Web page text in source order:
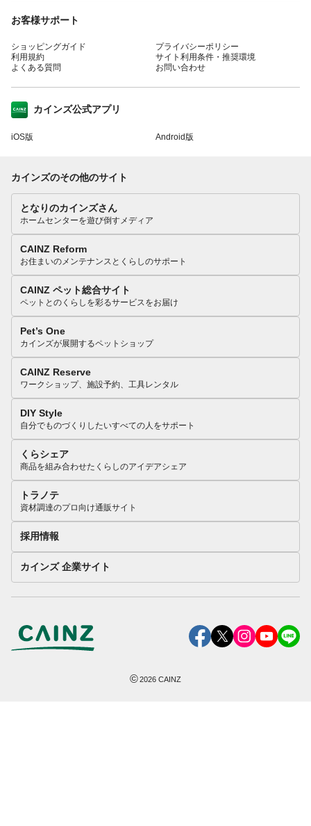
お客様サポート
ショッピングガイド
利用規約
よくある質問
プライバシーポリシー
サイト利用条件・推奨環境
お問い合わせ
カインズ公式アプリ
iOS版 Android版
カインズのその他のサイト
となりのカインズさん
ホームセンターを遊び倒すメディア
CAINZ Reform
お住まいのメンテナンスとくらしのサポート
CAINZ ペット総合サイト
ペットとのくらしを彩るサービスをお届け
Pet’s One
カインズが展開するペットショップ
CAINZ Reserve
ワークショップ、施設予約、工具レンタル
DIY Style
自分でものづくりしたいすべての人をサポート
くらシェア
商品を組み合わせたくらしのアイデアシェア
トラノテ
資材調達のプロ向け通販サイト
採用情報
カインズ 企業サイト
©2026 CAINZ